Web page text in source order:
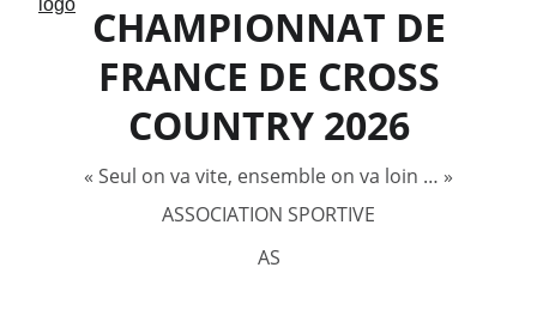
CHAMPIONNAT DE
FRANCE DE CROSS
COUNTRY 2026
« Seul on va vite, ensemble on va loin … »
ASSOCIATION SPORTIVE
AS